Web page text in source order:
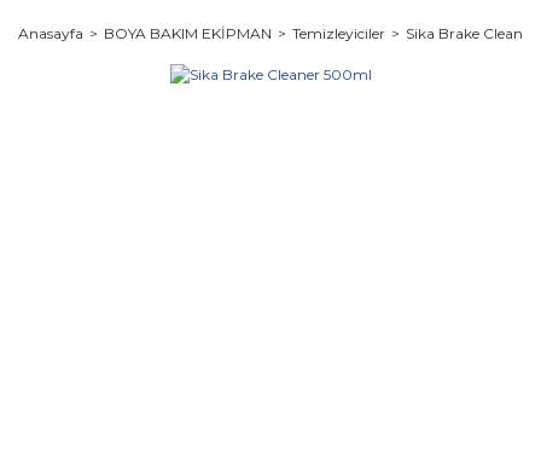
Anasayfa BOYA BAKIM EKİPMAN Temizleyiciler Sika Brake